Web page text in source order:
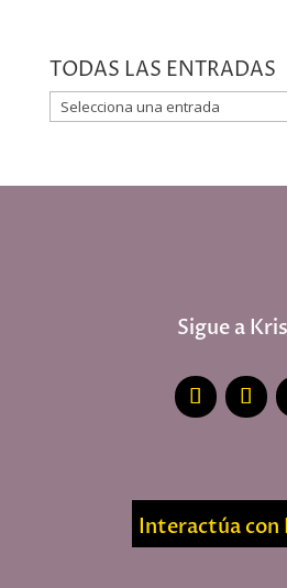
TODAS LAS ENTRADAS
Sigue a
Interactúa con